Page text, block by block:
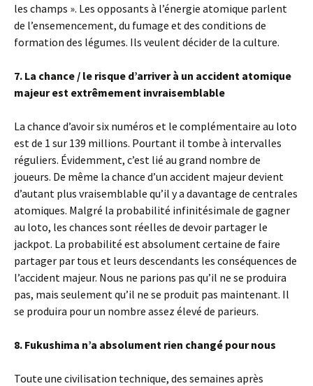
les champs ». Les opposants à l’énergie atomique parlent
de l’ensemencement, du fumage et des conditions de
formation des légumes. Ils veulent décider de la culture.
7. La chance / le risque d’arriver à un accident atomique
majeur est extrêmement invraisemblable
La chance d’avoir six numéros et le complémentaire au loto
est de 1 sur 139 millions. Pourtant il tombe à intervalles
réguliers. Évidemment, c’est lié au grand nombre de
joueurs. De même la chance d’un accident majeur devient
d’autant plus vraisemblable qu’il y a davantage de centrales
atomiques. Malgré la probabilité infinitésimale de gagner
au loto, les chances sont réelles de devoir partager le
jackpot. La probabilité est absolument certaine de faire
partager par tous et leurs descendants les conséquences de
l’accident majeur. Nous ne parions pas qu’il ne se produira
pas, mais seulement qu’il ne se produit pas maintenant. Il
se produira pour un nombre assez élevé de parieurs.
8. Fukushima n’a absolument rien changé pour nous
Toute une civilisation technique, des semaines après